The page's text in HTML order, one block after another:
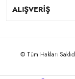
ALIŞVERİŞ
© Tüm Hakları